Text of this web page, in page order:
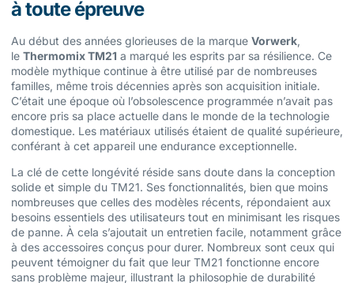
à toute épreuve
Au début des années glorieuses de la marque Vorwerk,
le Thermomix TM21 a marqué les esprits par sa résilience. Ce
modèle mythique continue à être utilisé par de nombreuses
familles, même trois décennies après son acquisition initiale.
C’était une époque où l’obsolescence programmée n’avait pas
encore pris sa place actuelle dans le monde de la technologie
domestique. Les matériaux utilisés étaient de qualité supérieure,
conférant à cet appareil une endurance exceptionnelle.
La clé de cette longévité réside sans doute dans la conception
solide et simple du TM21. Ses fonctionnalités, bien que moins
nombreuses que celles des modèles récents, répondaient aux
besoins essentiels des utilisateurs tout en minimisant les risques
de panne. À cela s’ajoutait un entretien facile, notamment grâce
à des accessoires conçus pour durer. Nombreux sont ceux qui
peuvent témoigner du fait que leur TM21 fonctionne encore
sans problème majeur, illustrant la philosophie de durabilité